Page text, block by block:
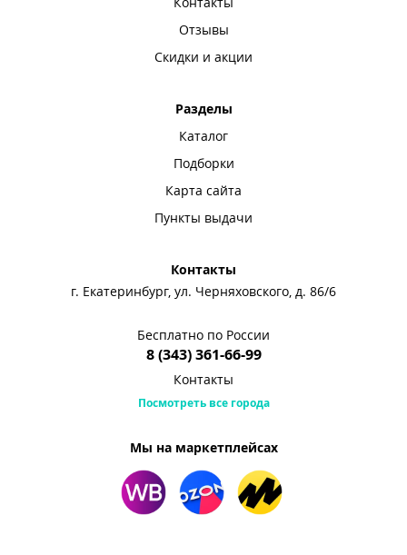
Отзывы
Скидки и акции
Разделы
Каталог
Подборки
Карта сайта
Пункты выдачи
Контакты
г. Екатеринбург, ул. Черняховского, д. 86/6
Бесплатно по России
8 (343) 361-66-99
Контакты
Посмотреть все города
Мы на маркетплейсах